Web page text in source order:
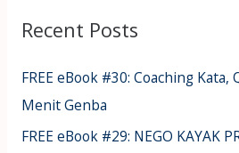
Recent Posts
FREE eBook #30: Coaching Kata,
Menit Genba
FREE eBook #29: NEGO KAYAK